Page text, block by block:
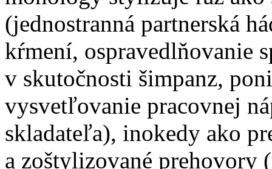
(jednostranná partnerská
kŕmení, ospravedlňovanie
v skutočnosti šimpanz,
vysvetľovanie pracovnej
skladateľa), inokedy ako
a zoštylizované